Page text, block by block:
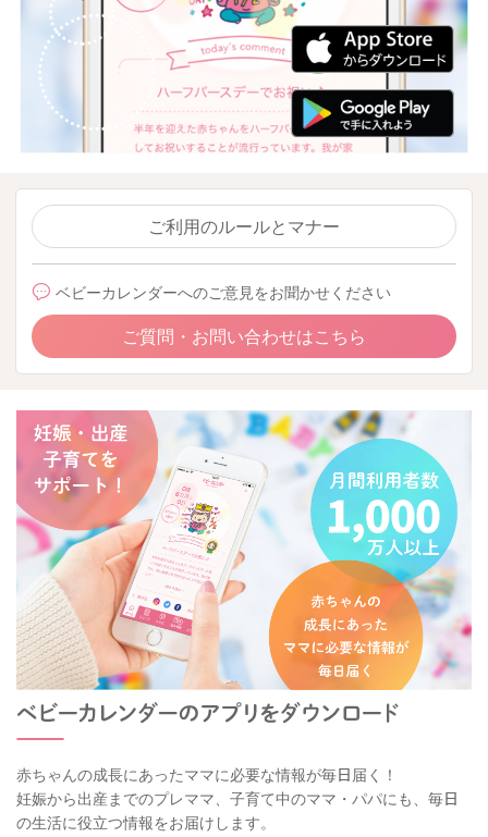
ご利用のルールとマナー
ベビーカレンダーへのご意見をお聞かせください
ご質問・お問い合わせはこちら
赤ちゃんの成長にあったママに必要な情報が毎日届く！
妊娠から出産までのプレママ、子育て中のママ・パパにも、毎日
の生活に役立つ情報をお届けします。